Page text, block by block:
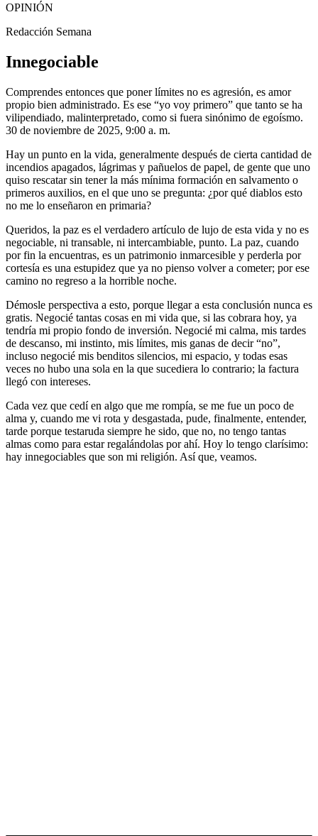
OPINIÓN
Redacción Semana
Innegociable
Comprendes entonces que poner límites no es agresión, es amor
propio bien administrado. Es ese “yo voy primero” que tanto se ha
vilipendiado, malinterpretado, como si fuera sinónimo de egoísmo.
30 de noviembre de 2025, 9:00 a. m.
Hay un punto en la vida, generalmente después de cierta cantidad de
incendios apagados, lágrimas y pañuelos de papel, de gente que uno
quiso rescatar sin tener la más mínima formación en salvamento o
primeros auxilios, en el que uno se pregunta: ¿por qué diablos esto
no me lo enseñaron en primaria?
Queridos, la paz es el verdadero artículo de lujo de esta vida y no es
negociable, ni transable, ni intercambiable, punto. La paz, cuando
por fin la encuentras, es un patrimonio inmarcesible y perderla por
cortesía es una estupidez que ya no pienso volver a cometer; por ese
camino no regreso a la horrible noche.
Démosle perspectiva a esto, porque llegar a esta conclusión nunca es
gratis. Negocié tantas cosas en mi vida que, si las cobrara hoy, ya
tendría mi propio fondo de inversión. Negocié mi calma, mis tardes
de descanso, mi instinto, mis límites, mis ganas de decir “no”,
incluso negocié mis benditos silencios, mi espacio, y todas esas
veces no hubo una sola en la que sucediera lo contrario; la factura
llegó con intereses.
Cada vez que cedí en algo que me rompía, se me fue un poco de
alma y, cuando me vi rota y desgastada, pude, finalmente, entender,
tarde porque testaruda siempre he sido, que no, no tengo tantas
almas como para estar regalándolas por ahí. Hoy lo tengo clarísimo:
hay innegociables que son mi religión. Así que, veamos.